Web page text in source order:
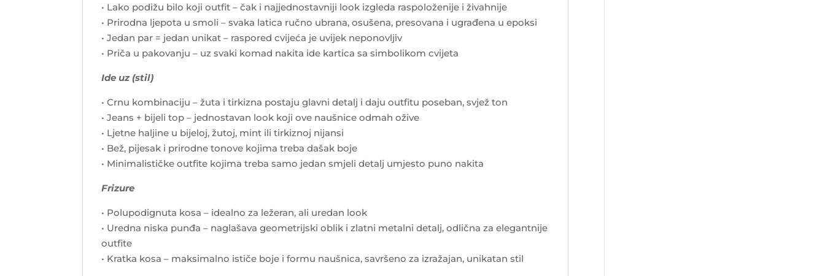
• Lako podižu bilo koji outfit – čak i najjednostavniji look izgleda raspoloženije i živahnije
• Prirodna ljepota u smoli – svaka latica ručno ubrana, osušena, presovana i ugrađena u epoksi
• Jedan par = jedan unikat – raspored cvijeća je uvijek neponovljiv
• Priča u pakovanju – uz svaki komad nakita ide kartica sa simbolikom cvijeta
Ide uz (stil)
• Crnu kombinaciju – žuta i tirkizna postaju glavni detalj i daju outfitu poseban, svjež ton
• Jeans + bijeli top – jednostavan look koji ove naušnice odmah ožive
• Ljetne haljine u bijeloj, žutoj, mint ili tirkiznoj nijansi
• Bež, pijesak i prirodne tonove kojima treba dašak boje
• Minimalističke outfite kojima treba samo jedan smjeli detalj umjesto puno nakita
Frizure
• Polupodignuta kosa – idealno za ležeran, ali uredan look
• Uredna niska punđa – naglašava geometrijski oblik i zlatni metalni detalj, odlična za elegantnije
outfite
• Kratka kosa – maksimalno ističe boje i formu naušnica, savršeno za izražajan, unikatan stil